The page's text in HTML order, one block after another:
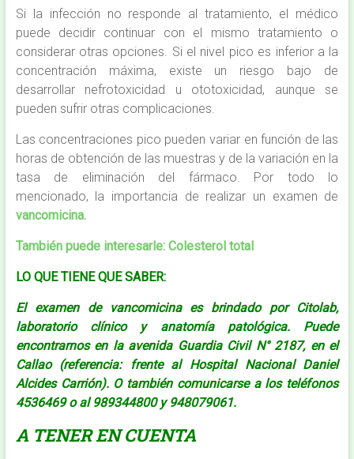
Si la infección no responde al tratamiento, el médico
puede decidir continuar con el mismo tratamiento o
considerar otras opciones. Si el nivel pico es inferior a la
concentración máxima, existe un riesgo bajo de
desarrollar nefrotoxicidad u ototoxicidad, aunque se
pueden sufrir otras complicaciones.
Las concentraciones pico pueden variar en función de las
horas de obtención de las muestras y de la variación en la
tasa de eliminación del fármaco. Por todo lo
mencionado, la importancia de realizar un examen de
vancomicina.
También puede interesarle: Colesterol total
LO QUE TIENE QUE SABER:
El examen de vancomicina es brindado por Citolab,
laboratorio clínico y anatomía patológica. Puede
encontrarnos en la avenida Guardia Civil N° 2187, en el
Callao (referencia: frente al Hospital Nacional Daniel
Alcides Carrión). O también comunicarse a los teléfonos
4536469 o al 989344800 y 948079061.
A TENER EN CUENTA